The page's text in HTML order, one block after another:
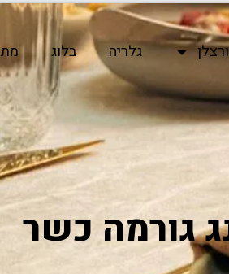
גלריה בלוג
גורמה כשר